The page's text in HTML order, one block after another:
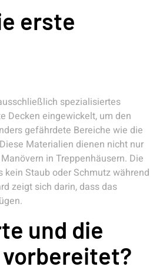
erste
spezialisiertes
Decken eingewickelt, um den
gefährdete Bereiche wie die
Materialien dienen nicht nur
in Treppenhäusern. Die
Staub oder Schmutz während
zeigt sich darin, dass das
und die